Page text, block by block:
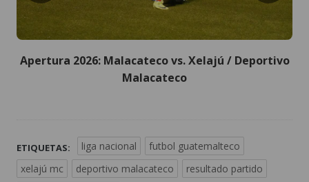
Apertura 2026: Malacateco vs. Xelajú / Deportivo
Malacateco
ETIQUETAS: liga nacional
futbol guatemalteco
xelajú mc
deportivo malacateco
resultado partido